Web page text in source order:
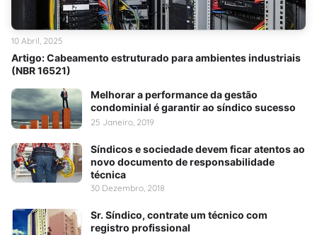
Artigo: Cabeamento estruturado para ambientes industriais
(NBR 16521)
10 Abril, 2025
Melhorar a performance da gestão
condominial é garantir ao síndico sucesso
25 Janeiro, 2019
Síndicos e sociedade devem ficar atentos ao
novo documento de responsabilidade
técnica
30 Dezembro, 2018
Sr. Síndico, contrate um técnico com
registro profissional